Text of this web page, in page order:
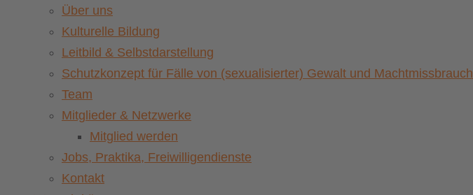
Über uns
Kulturelle Bildung
Leitbild & Selbstdarstellung
Schutzkonzept für Fälle von (sexualisierter) Gewalt und Machtmissbrauch
Team
Mitglieder & Netzwerke
Mitglied werden
Jobs, Praktika, Freiwilligendienste
Kontakt